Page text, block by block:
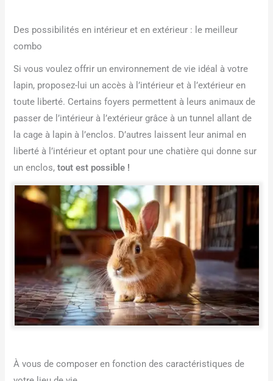
Des possibilités en intérieur et en extérieur : le meilleur
combo
Si vous voulez offrir un environnement de vie idéal à votre
lapin, proposez-lui un accès à l’intérieur et à l’extérieur en
toute liberté. Certains foyers permettent à leurs animaux de
passer de l’intérieur à l’extérieur grâce à un tunnel allant de
la cage à lapin à l’enclos. D’autres laissent leur animal en
liberté à l’intérieur et optant pour une chatière qui donne sur
un enclos,tout est possible !
À vous de composer en fonction des caractéristiques de